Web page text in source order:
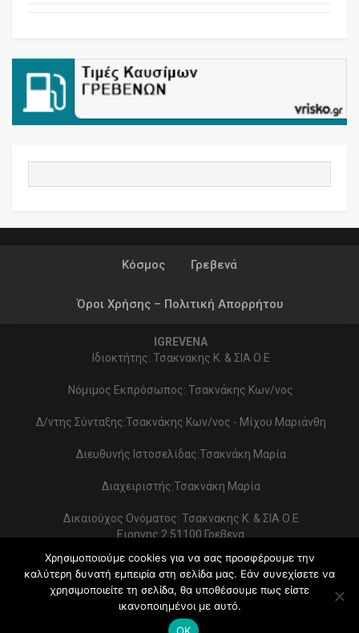
Κόσμος Γρεβενά
Όροι Χρήσης – Πολιτική Απορρήτου
IGREVENA
Ιδιοκτήτης: Τσακνακης Κ. & ΣΙΑ Ο.Ε
Νόμιμος Εκπρόσωπος: Τσακνάκης Κων/νος
Δ/ντης Σύνταξης:Τσακνάκης Κων/νος - Μίχου Μαριάνθη
Διευθυνής Ιστοσελίδας:Τσακνάκη Μαρία
Διαχειριστής:Τσακνάκη Μαρία
Δικαιούχος Ονόματος: Τσακνακης Κ. & ΣΙΑ Ο.Ε
Ειρηνης 2 51100 Γρεβενα
Στοιχεία επικοινωνίας:
2462022086 - typoekdotikh@gmail.com
Κατασκευή Ιστοσελίδας:
PrimeWebify
© 2026 - iGrevena. All Rights Reserved.
Χρησιμοποιούμε cookies για να σας προσφέρουμε την
καλύτερη δυνατή εμπειρία στη σελίδα μας. Εάν συνεχίσετε να
χρησιμοποιείτε τη σελίδα, θα υποθέσουμε πως είστε
ικανοποιημένοι με αυτό.
OK